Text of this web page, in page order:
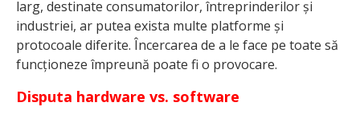
larg, destinate consumatorilor, întreprinderilor și
industriei, ar putea exista multe platforme și
protocoale diferite. Încercarea de a le face pe toate să
funcționeze împreună poate fi o provocare.
Disputa hardware vs. software